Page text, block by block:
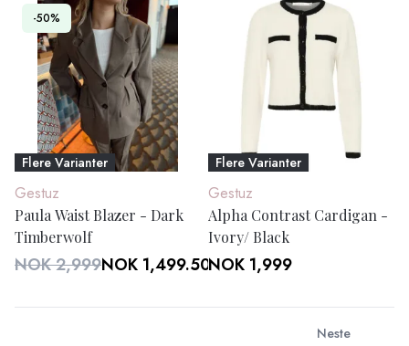
-50%
Flere Varianter
Gestuz
Paula Waist Blazer - Dark
Timberwolf
NOK 2,999NOK 1,499.50
Flere Varianter
Gestuz
Alpha Contrast Cardigan -
Ivory/ Black
NOK 1,999
Neste